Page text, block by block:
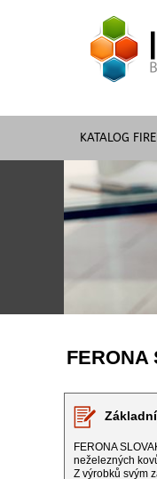
KATALOG
FERONA
FERONA
neželezných
Z výrobků svým